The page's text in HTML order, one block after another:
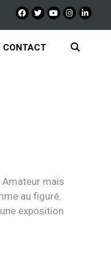
CONTACT
Amateur mais
au figuré.
exposition